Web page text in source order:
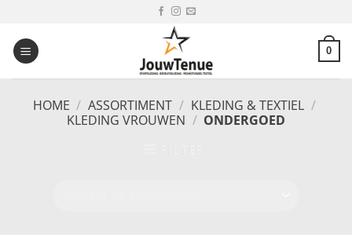
inhoud
0
HOME / ASSORTIMENT / KLEDING & TEXTIEL /
KLEDING VROUWEN / ONDERGOED